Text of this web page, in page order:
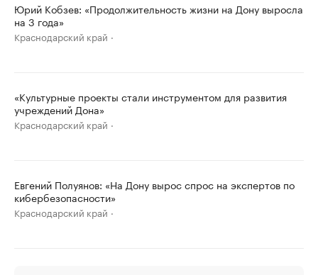
Юрий Кобзев: «Продолжительность жизни на Дону выросла
на 3 года»
Краснодарский край
«Культурные проекты стали инструментом для развития
учреждений Дона»
Краснодарский край
Евгений Полуянов: «На Дону вырос спрос на экспертов по
кибербезопасности»
Краснодарский край